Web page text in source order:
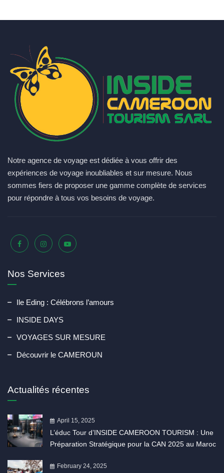
Notre agence de voyage est dédiée à vous offrir des
expériences de voyage inoubliables et sur mesure. Nous
sommes fiers de proposer une gamme complète de services
pour répondre à tous vos besoins de voyage.
Nos Services
Ile Eding : Célébrons l’amours
INSIDE DAYS
VOYAGES SUR MESURE
Découvrir le CAMEROUN
Actualités récentes
April 15, 2025
L’éduc Tour d’INSIDE CAMEROON TOURISM : Une
Préparation Stratégique pour la CAN 2025 au Maroc
February 24, 2025